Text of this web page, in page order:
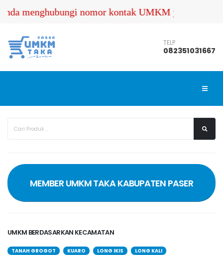
nomor kontak UMKM yang terdaftar dalam
TELP
082351031667
MEMBER UMKM TAKA KABUPATEN PASER
UMKM BERDASARKAN KECAMATAN
TANAH GROGOT KUARO LONG IKIS
LONG KALI